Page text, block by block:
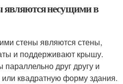
являются несущими в
стены являются стены,
и поддерживают крышу.
друг другу и
квадратную форму здания.